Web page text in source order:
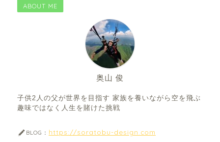
ABOUT ME
奥山 俊
子供2人の父が世界を目指す 家族を養いながら空を飛ぶ
趣味ではなく人生を賭けた挑戦
BLOG： https://soratobu-design.com